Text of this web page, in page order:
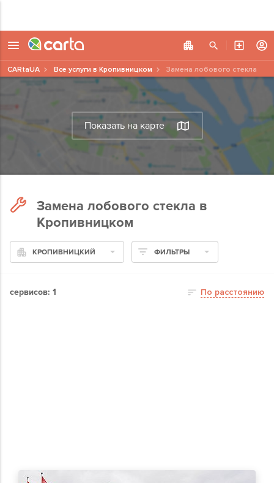
Показать на карте
CARtaUA Все услуги в Кропивницком Замена лобового стекла
Замена лобового стекла в
Кропивницком
КРОПИВНИЦКИЙ ФИЛЬТРЫ
сервисов: 1 По расстоянию